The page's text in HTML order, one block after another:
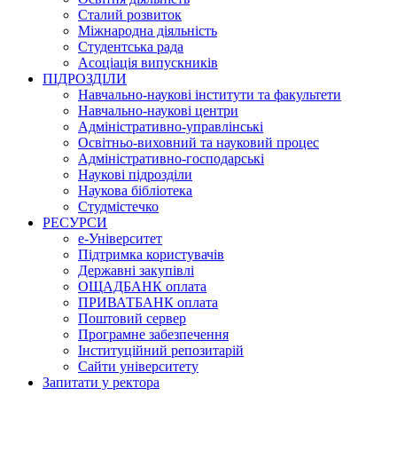
Сталий розвиток
Міжнародна діяльність
Студентська рада
Асоціація випускників
ПІДРОЗДІЛИ
Навчально-наукові інститути та факультети
Навчально-наукові центри
Адміністративно-управлінські
Освітньо-виховний та науковий процес
Адміністративно-господарські
Наукові підрозділи
Наукова бібліотека
Студмістечко
РЕСУРСИ
е-Університет
Підтримка користувачів
Державні закупівлі
ОЩАДБАНК оплата
ПРИВАТБАНК оплата
Поштовий сервер
Програмне забезпечення
Інституційний репозитарій
Сайти університету
Запитати у ректора